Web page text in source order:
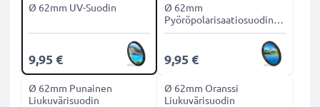
Ø 62mm UV-Suodin
9,95 €
Ø 62mm
Pyöröpolarisaatiosuodin
CPL-suodin
9,95 €
Ø 62mm Punainen
Liukuvärisuodin
Ø 62mm Oranssi
Liukuvärisuodin